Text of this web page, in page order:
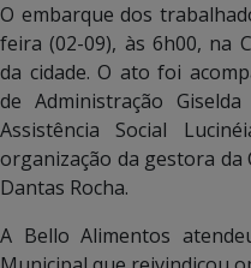
O embarque dos
feira (02-09), às 6h00, na
da cidade. O ato foi
de Administração
Assistência Social
organização da gestora da
Dantas Rocha.
A Bello Alimentos